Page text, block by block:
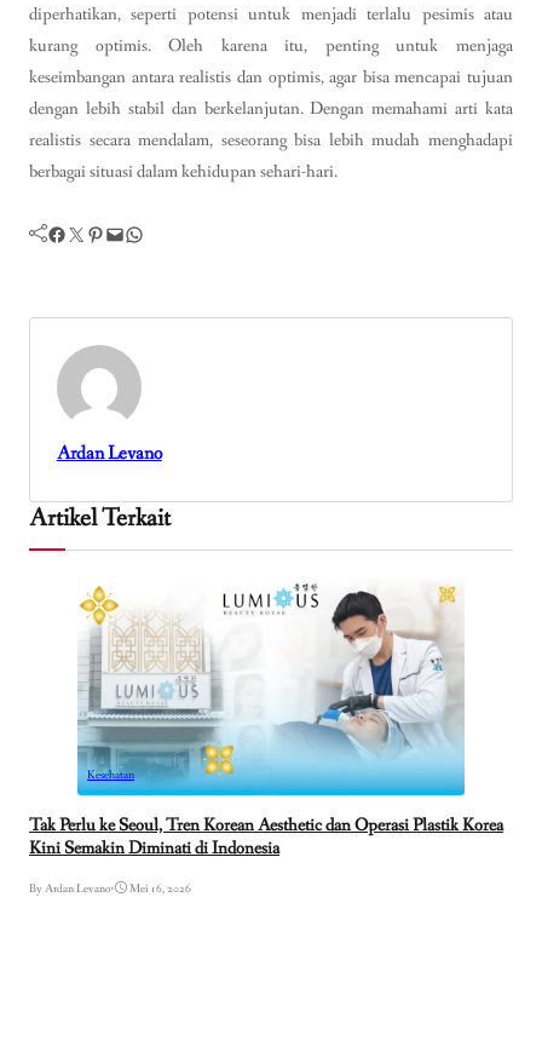
diperhatikan, seperti potensi untuk menjadi terlalu pesimis atau
kurang optimis. Oleh karena itu, penting untuk menjaga
keseimbangan antara realistis dan optimis, agar bisa mencapai tujuan
dengan lebih stabil dan berkelanjutan. Dengan memahami arti kata
realistis secara mendalam, seseorang bisa lebih mudah menghadapi
berbagai situasi dalam kehidupan sehari-hari.
Facebook Twitter Pinterest Mail WhatsApp
Ardan Levano
Artikel Terkait
Kesehatan
Tak Perlu ke Seoul, Tren Korean Aesthetic dan Operasi Plastik Korea
Kini Semakin Diminati di Indonesia
By Ardan Levano• Mei 16, 2026